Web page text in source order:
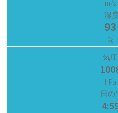
m/s
湿度
93
%
気圧
hPa
日の